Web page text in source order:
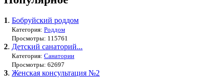
1. Бобруйский роддом
Категория: Роддом
Просмотры: 115761
2. Детский санаторий...
Категория: Санатории
Просмотры: 62697
3. Женская консультация №2